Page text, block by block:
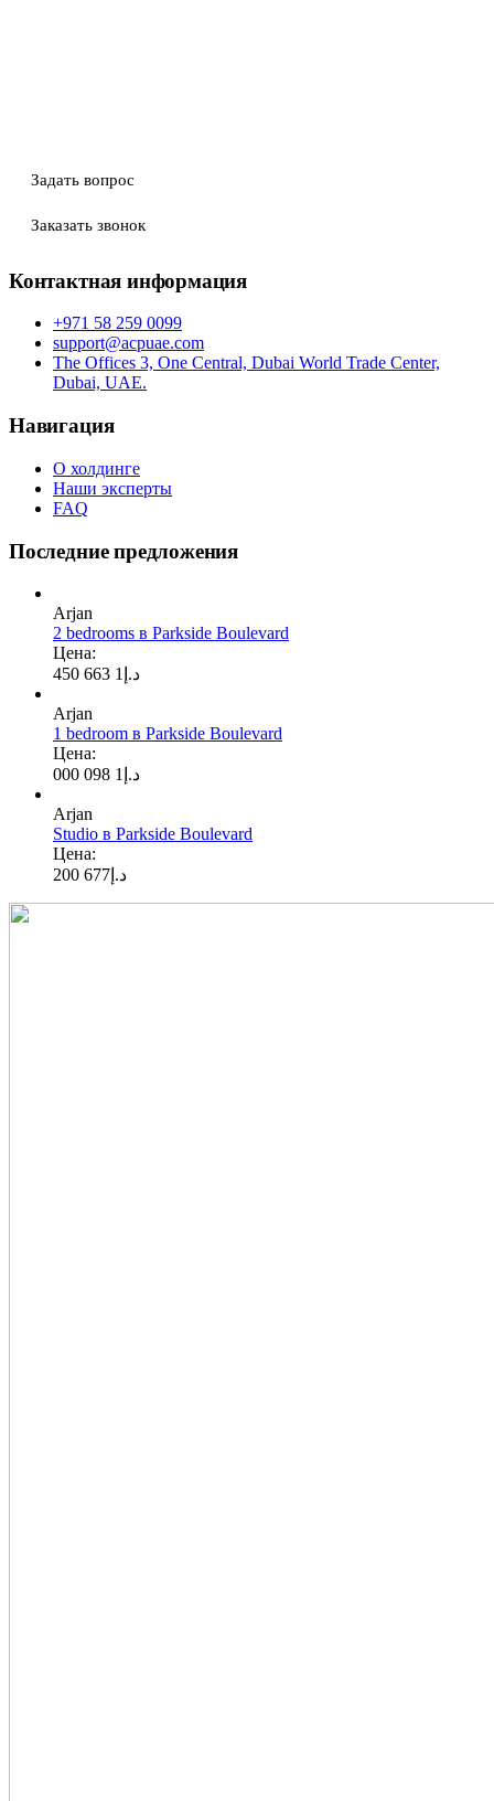
Задать вопрос
Заказать звонок
Контактная информация
+971 58 259 0099
support@acpuae.com
The Offices 3, One Central, Dubai World Trade Center,
Dubai, UAE.
Навигация
О холдинге
Наши эксперты
FAQ
Последние предложения
Arjan
2 bedrooms в Parkside Boulevard
Цена:
د.إ 1 663 450
Arjan
1 bedroom в Parkside Boulevard
Цена:
د.إ 1 098 000
Arjan
Studio в Parkside Boulevard
Цена:
د.إ 677 200